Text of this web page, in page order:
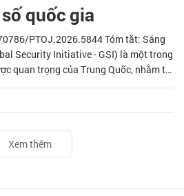
quốc gia
PTOJ.2026.5844 Tóm tắt: Sáng
Security Initiative - GSI) là một trong
quan trọng của Trung Quốc, nhằm tái
số quốc gia đối với Sáng kiến an ninh
của Trung Quốc sử dụng sáng kiến
thúc đẩy hợp tác đa phương n
Xem thêm